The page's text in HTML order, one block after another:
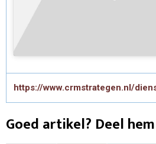
https://www.crmstrategen.nl/
Goed artikel? Deel